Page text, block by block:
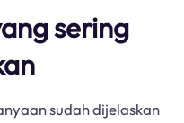
sering
sudah dijelaskan